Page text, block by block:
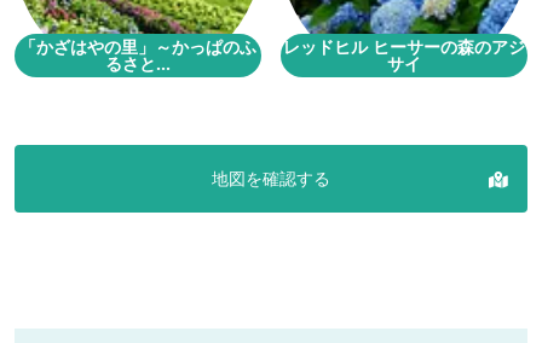
「かざはやの里」～かっぱのふ
るさと...
レッドヒル ヒーサーの森のアジ
サイ
地図を確認する